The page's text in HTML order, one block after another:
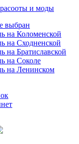
выбран
на Коломенской
на Сходненской
на Братиславской
на Соколе
на Ленинском